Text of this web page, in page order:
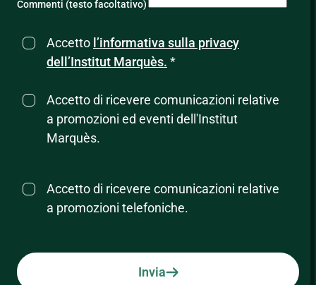
Commenti (testo facoltativo)
Accetto l’informativa sulla privacy
dell’Institut Marquès. *
Accetto di ricevere comunicazioni relative
a promozioni ed eventi dell'Institut
Marquès.
Accetto di ricevere comunicazioni relative
a promozioni telefoniche.
Invia